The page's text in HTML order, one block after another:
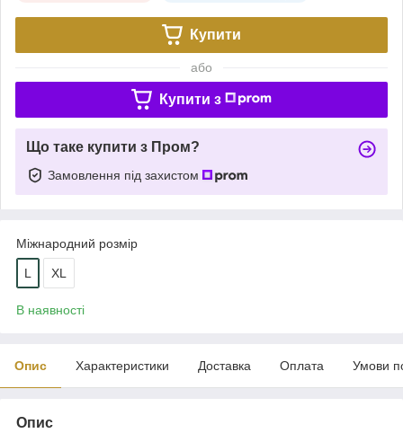
Купити
або
Купити з
Що таке купити з Пром?
Замовлення під захистом
Міжнародний розмір
L XL
В наявності
Опис Характеристики Доставка Оплата Умови
Опис